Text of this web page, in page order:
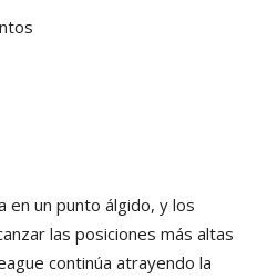
en un punto álgido, y los
las posiciones más altas
continúa atrayendo la